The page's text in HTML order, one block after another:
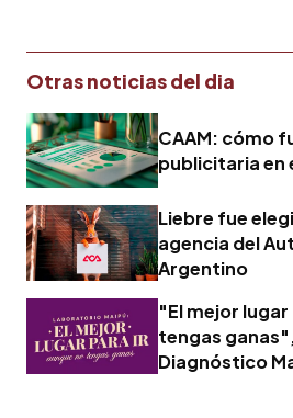
Otras noticias del dia
CAAM: cómo
publicitaria en
Liebre fue
agencia del
Argentino
"El mejor
tengas
Diagnóstico